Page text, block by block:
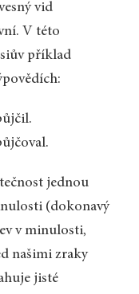
vid
V této
příklad
jednou
(dokonavý
v minulosti,
našimi zraky
jisté